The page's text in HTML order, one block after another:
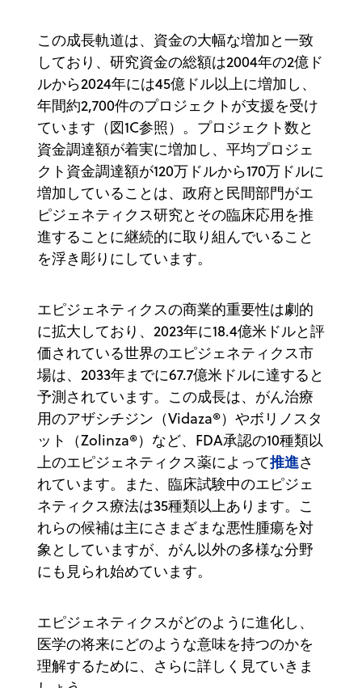
この成長軌道は、資金の大幅な増加と一致
しており、研究資金の総額は2004年の2億ド
ルから2024年には45億ドル以上に増加し、
年間約2,700件のプロジェクトが支援を受け
ています（図1C参照）。プロジェクト数と
資金調達額が着実に増加し、平均プロジェ
クト資金調達額が120万ドルから170万ドルに
増加していることは、政府と民間部門がエ
ピジェネティクス研究とその臨床応用を推
進することに継続的に取り組んでいること
を浮き彫りにしています。
エピジェネティクスの商業的重要性は劇的
に拡大しており、2023年に18.4億米ドルと評
価されている世界のエピジェネティクス市
場は、2033年までに67.7億米ドルに達すると
予測されています。この成長は、がん治療
用のアザシチジン（Vidaza®）やボリノスタ
ット（Zolinza®）など、FDA承認の10種類以
上のエピジェネティクス薬によって推進さ
れています。また、臨床試験中のエピジェ
ネティクス療法は35種類以上あります。こ
れらの候補は主にさまざまな悪性腫瘍を対
象としていますが、がん以外の多様な分野
にも見られ始めています。
エピジェネティクスがどのように進化し、
医学の将来にどのような意味を持つのかを
理解するために、さらに詳しく見ていきま